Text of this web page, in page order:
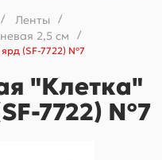
/ Ленты /
2,5 см
/
(SF-7722) №7
"Клетка"
7722) №7